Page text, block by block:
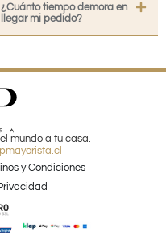
¿Cuánto tiempo demora en
llegar mi pedido?
mundo a tu casa.
y Condiciones